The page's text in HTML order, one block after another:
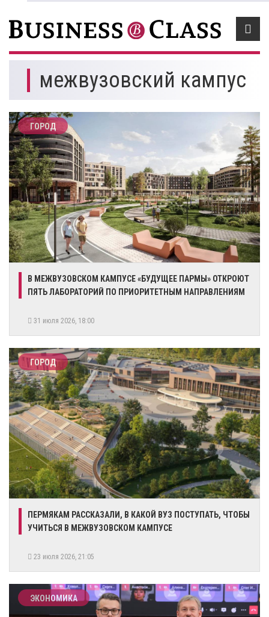
межвузовский кампус
ГОРОД
В МЕЖВУЗОВСКОМ КАМПУСЕ «БУДУЩЕЕ ПАРМЫ» ОТКРОЮТ
ПЯТЬ ЛАБОРАТОРИЙ ПО ПРИОРИТЕТНЫМ НАПРАВЛЕНИЯМ
31 июля 2026, 18:00
ГОРОД
ПЕРМЯКАМ РАССКАЗАЛИ, В КАКОЙ ВУЗ ПОСТУПАТЬ, ЧТОБЫ
УЧИТЬСЯ В МЕЖВУЗОВСКОМ КАМПУСЕ
23 июля 2026, 21:05
ЭКОНОМИКА